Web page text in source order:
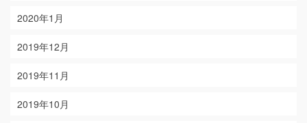
2020年1月
2019年12月
2019年11月
2019年10月